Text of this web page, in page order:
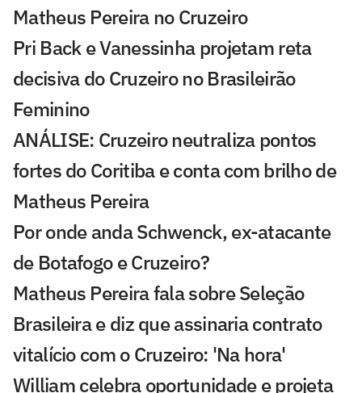
Matheus Pereira no Cruzeiro
Pri Back e Vanessinha projetam reta
decisiva do Cruzeiro no Brasileirão
Feminino
ANÁLISE: Cruzeiro neutraliza pontos
fortes do Coritiba e conta com brilho de
Matheus Pereira
Por onde anda Schwenck, ex-atacante
de Botafogo e Cruzeiro?
Matheus Pereira fala sobre Seleção
Brasileira e diz que assinaria contrato
vitalício com o Cruzeiro: 'Na hora'
William celebra oportunidade e projeta